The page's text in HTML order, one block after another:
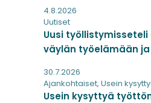
4.8.2026
Uutiset
Uusi
väylän työelämään
30.7.2026
Ajankohtaiset, Usein
Usein kysyttyä